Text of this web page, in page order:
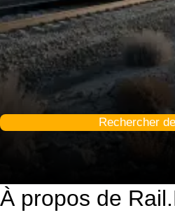
Rechercher
À propos de